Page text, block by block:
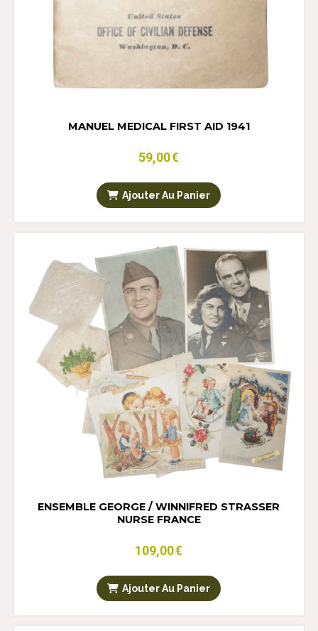
MANUEL MEDICAL FIRST AID 1941
59,00€
Ajouter Au Panier
ENSEMBLE GEORGE / WINNIFRED STRASSER
NURSE FRANCE
109,00€
Ajouter Au Panier